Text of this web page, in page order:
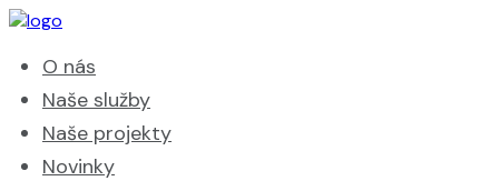
O nás
Naše služby
Naše projekty
Novinky